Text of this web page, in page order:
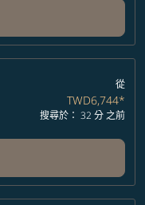
從
TWD6,744*
搜尋於： 32 分 之前